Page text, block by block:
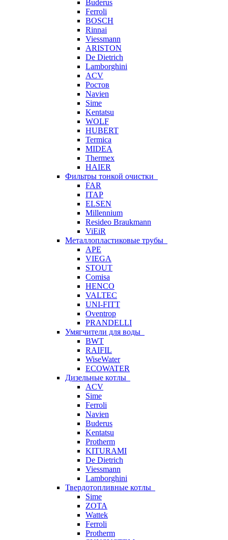
Buderus
Ferroli
BOSCH
Rinnai
Viessmann
ARISTON
De Dietrich
Lamborghini
ACV
Ростов
Navien
Sime
Kentatsu
WOLF
HUBERT
Termica
MIDEA
Thermex
HAIER
Фильтры тонкой очистки
FAR
ITAP
ELSEN
Millennium
Resideo Braukmann
ViEiR
Металлопластиковые трубы
APE
VIEGA
STOUT
Comisa
HENCO
VALTEC
UNI-FITT
Oventrop
PRANDELLI
Умягчители для воды
BWT
RAIFIL
WiseWater
ECOWATER
Дизельные котлы
ACV
Sime
Ferroli
Navien
Buderus
Kentatsu
Protherm
KITURAMI
De Dietrich
Viessmann
Lamborghini
Твердотопливные котлы
Sime
ZOTA
Wattek
Ferroli
Protherm